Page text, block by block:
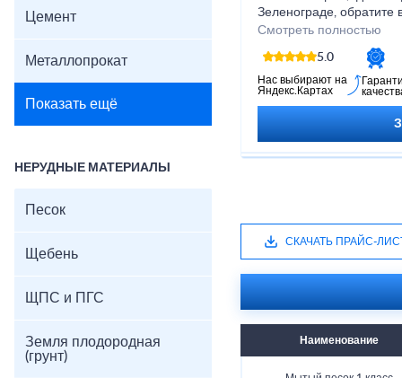
Цемент
Металлопрокат
Показать ещё
НЕРУДНЫЕ МАТЕРИАЛЫ
Песок
Щебень
ЩПС и ПГС
Земля плодородная
(грунт)
Зеленограде, обратите
поставщика сыпучих
компанию Монолит.
Мы реализуем
карьерный, сеяный,
речной, морской –
ценам.
В нашем прайс-листе
Смотреть полностью
5.0
Нас выбирают на
Яндекс.Картах
СКАЧАТЬ ПРАЙС-
Наименование